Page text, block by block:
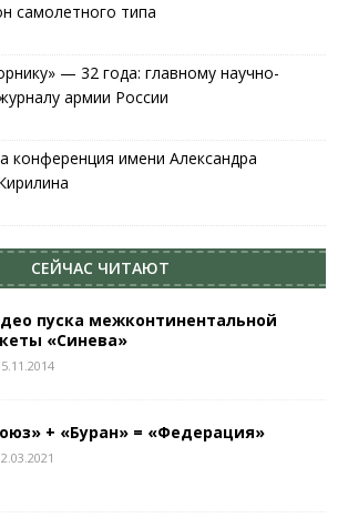
самолетного типа
— 32 года: главному научно-
армии России
конференция имени Александра
СЕЙЧАС ЧИТАЮТ
пуска межконтинентальной
«Синева»
+ «Буран» = «Федерация»